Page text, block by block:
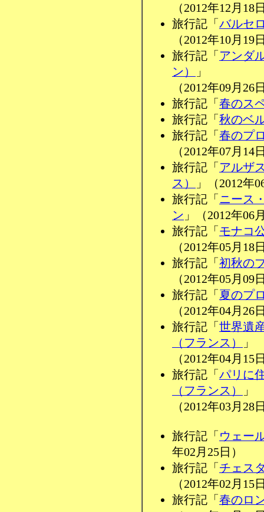
（2012年12月18
旅行記「 バルセ
（2012年10月19
旅行記「 アンダ
ン）
」
（2012年09月26
旅行記「 春のス
旅行記「 秋のベ
旅行記「 春のプ
（2012年07月14
旅行記「 アルザ
ス）
」（2012年
旅行記「 ニース
ン 」（2012年06
旅行記「 モナコ
（2012年05月18
旅行記「 初秋の
（2012年05月09
旅行記「 夏のプ
（2012年04月26
旅行記「 世界遺
（フランス）
」
（2012年04月15
旅行記「 パリに
（フランス）
」
（2012年03月28
旅行記「 ウェー
年02月25日）
旅行記「 チェス
（2012年02月15
旅行記「 春のロ